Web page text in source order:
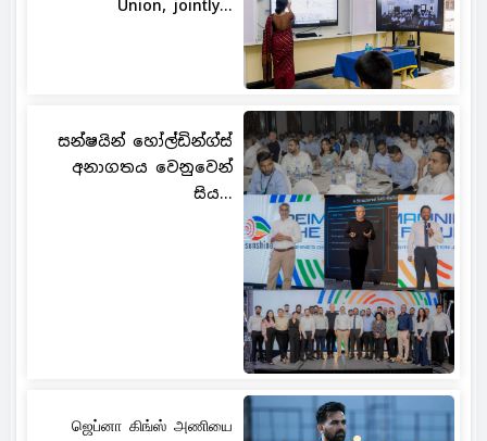
Union, jointly...
සන්ෂයින් හෝල්ඩින්ග්ස්
අනාගතය වෙනුවෙන්
සිය...
ஜெப்னா கிங்ஸ் அணியை